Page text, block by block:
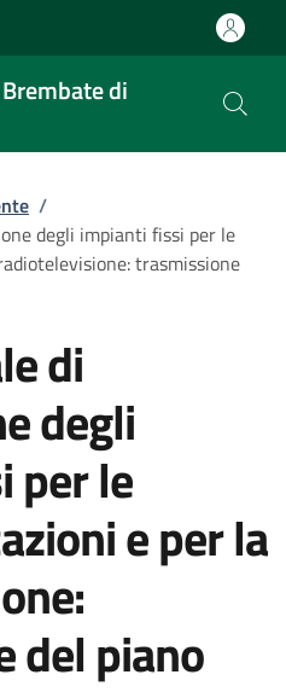
di
/
degli impianti fissi per le
trasmissione
di
degli
per le
e per la
del piano